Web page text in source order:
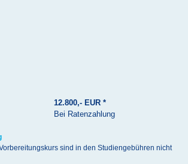
12.800,- EUR *
Bei Ratenzahlung
sind in den Studiengebühren nicht